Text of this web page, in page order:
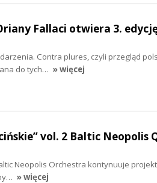
Fallaci otwiera 3.
Contra plures, czyli przegląd
do tych… » więcej
vol. 2 Baltic Neopolis
Neopolis Orchestra kontynuuje
» więcej